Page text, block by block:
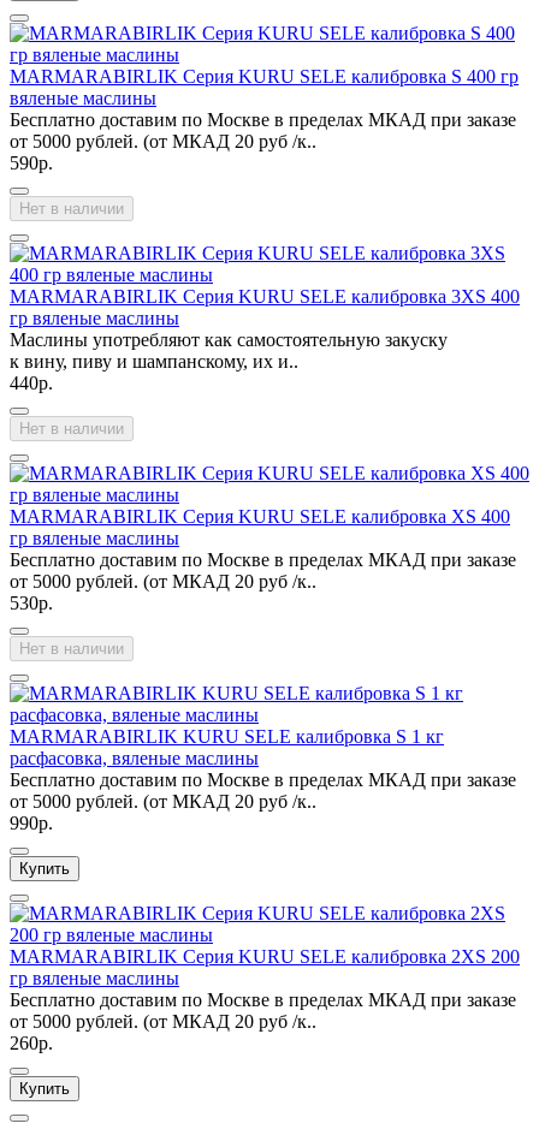
MARMARABIRLIK Серия KURU SELE калибровка S 400 гр
вяленые маслины
Бесплатно доставим по Москве в пределах МКАД при заказе
от 5000 рублей. (от МКАД 20 руб /к..
590р.
Нет в наличии
MARMARABIRLIK Серия KURU SELE калибровка 3XS 400
гр вяленые маслины
Маслины употребляют как самостоятельную закуску
к вину, пиву и шампанскому, их и..
440р.
Нет в наличии
MARMARABIRLIK Серия KURU SELE калибровка XS 400
гр вяленые маслины
Бесплатно доставим по Москве в пределах МКАД при заказе
от 5000 рублей. (от МКАД 20 руб /к..
530р.
Нет в наличии
MARMARABIRLIK KURU SELE калибровка S 1 кг
расфасовка, вяленые маслины
Бесплатно доставим по Москве в пределах МКАД при заказе
от 5000 рублей. (от МКАД 20 руб /к..
990р.
Купить
MARMARABIRLIK Серия KURU SELE калибровка 2XS 200
гр вяленые маслины
Бесплатно доставим по Москве в пределах МКАД при заказе
от 5000 рублей. (от МКАД 20 руб /к..
260р.
Купить